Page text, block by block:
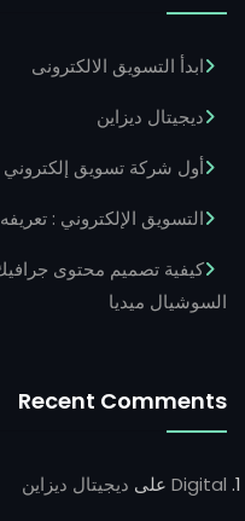
ابدأ التسويق الالكترونى
ديجيتال ديزاين
أول شركة تسويق
التسويق الإلكتروني :
كيفية تصميم محتوى
السوشيال ميديا
Recent Comments
Digital على ديجيتال ديزاين